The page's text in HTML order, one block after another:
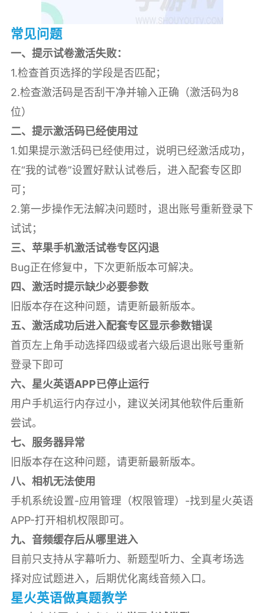
常见问题
一、提示试卷激活失败：
1.检查首页选择的学段是否匹配；
2.检查激活码是否刮干净并输入正确（激活码为8
位）
二、提示激活码已经使用过
1.如果提示激活码已经使用过，说明已经激活成功，
在“我的试卷”设置好默认试卷后，进入配套专区即
可；
2.第一步操作无法解决问题时，退出账号重新登录下
试试；
三、苹果手机激活试卷专区闪退
Bug正在修复中，下次更新版本可解决。
四、激活时提示缺少必要参数
旧版本存在这种问题，请更新最新版本。
五、激活成功后进入配套专区显示参数错误
首页左上角手动选择四级或者六级后退出账号重新
登录下即可
六、星火英语APP已停止运行
用户手机运行内存过小，建议关闭其他软件后重新
尝试。
七、服务器异常
旧版本存在这种问题，请更新最新版本。
八、相机无法使用
手机系统设置-应用管理（权限管理）-找到星火英语
APP-打开相机权限即可。
九、音频缓存后从哪里进入
目前只支持从字幕听力、新题型听力、全真考场选
择对应试题进入，后期优化离线音频入口。
星火英语做真题教学